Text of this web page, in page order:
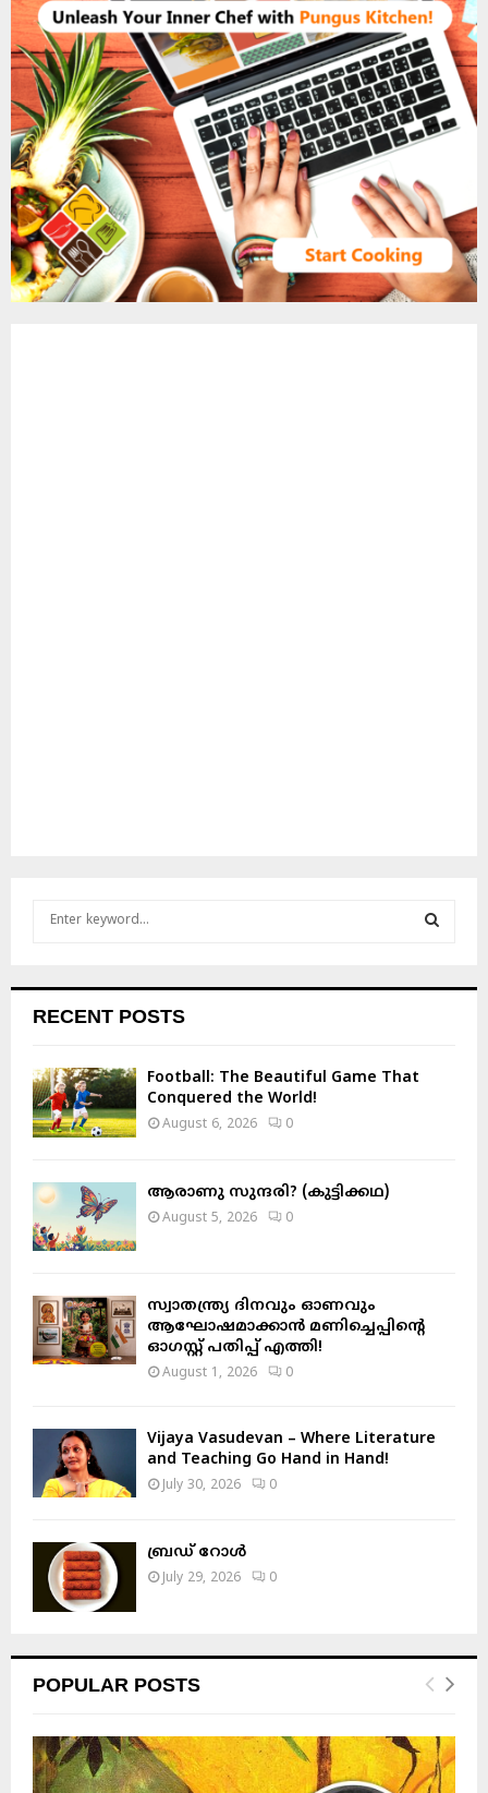
h
o
r
:
RECENT POSTS
Football: The Beautiful Game That
Conquered the World!
August 6, 2026 0
ആരാണു സുന്ദരി? (കുട്ടിക്കഥ)
August 5, 2026 0
സ്വാതന്ത്ര്യ ദിനവും ഓണവും
ആഘോഷമാക്കാൻ മണിച്ചെപ്പിന്റെ
ഓഗസ്റ്റ് പതിപ്പ് എത്തി!
August 1, 2026 0
Vijaya Vasudevan – Where Literature
and Teaching Go Hand in Hand!
July 30, 2026 0
ബ്രഡ് റോൾ
July 29, 2026 0
POPULAR POSTS